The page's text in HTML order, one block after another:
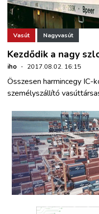
Vasút Nagyvasút
Kezdődik a nagy
iho · 2017.08.02. 16:15
Összesen harmincegy IC-
személyszállító